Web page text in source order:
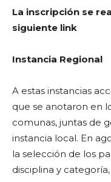
La inscripción se
siguiente link
Instancia Regional
A estas instancias
que se anotaron en
comunas, juntas de
instancia local. En
la selección de los
disciplina y